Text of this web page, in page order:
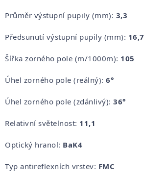
Průměr výstupní pupily (mm): 3,3
Předsunutí výstupní pupily (mm): 16,7
Šířka zorného pole (m/1000m): 105
Úhel zorného pole (reálný): 6°
Úhel zorného pole (zdánlivý): 36°
Relativní světelnost: 11,1
Optický hranol: BaK4
Typ antireflexních vrstev: FMC